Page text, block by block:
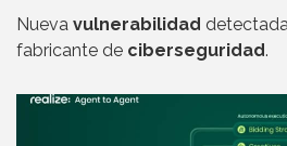
Nueva vulnerabilidad
fabricante de ciberseguridad.